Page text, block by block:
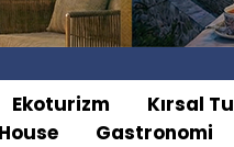
Ekoturizm Kırsal
Gastronomi